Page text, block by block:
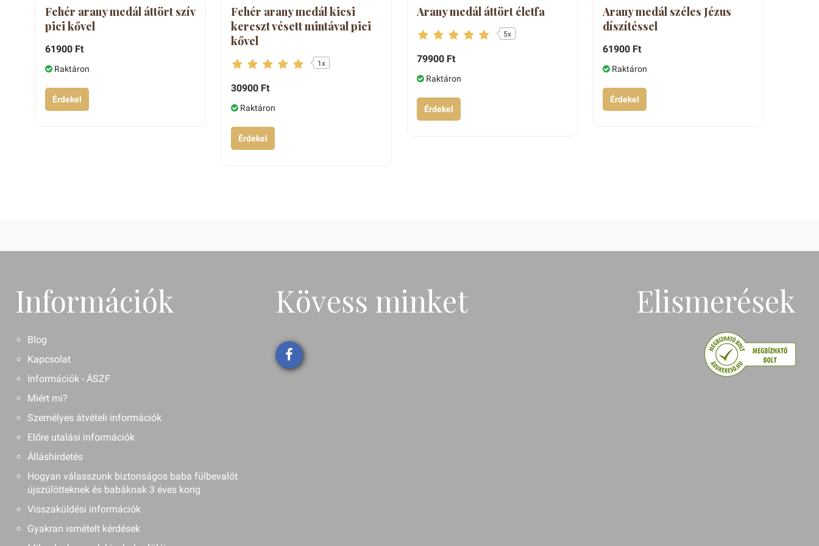
Fehér arany medál áttört szív
pici kővel
61900 Ft
Raktáron
Érdekel
Fehér arany medál kicsi
kereszt vésett mintával pici
kővel
1x
30900 Ft
Raktáron
Érdekel
Arany medál áttört életfa
5x
79900 Ft
Raktáron
Érdekel
Arany medál széles Jézus
díszítéssel
61900 Ft
Raktáron
Érdekel
Információk
Blog
Kapcsolat
Információk - ÁSZF
Miért mi?
Személyes átvételi információk
Előre utalási információk
Álláshirdetés
Hogyan válasszunk biztonságos baba fülbevalót
újszülötteknek és babáknak 3 éves korig
Visszaküldési információk
Gyakran ismételt kérdések
Kövess minket Elismerések